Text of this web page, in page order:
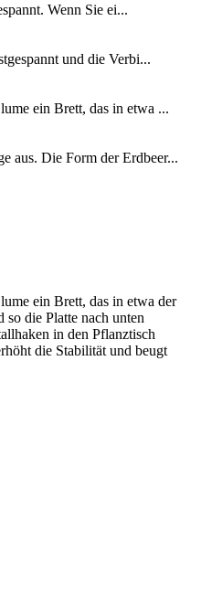
Wenn Sie ei...
und die Verbi...
ein Brett, das in etwa ...
aus. Die Form der Erdbeer...
ein Brett, das in etwa der
die Platte nach unten
in den Pflanztisch
die Stabilität und beugt